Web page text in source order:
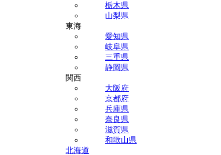
栃木県
山梨県
東海
愛知県
岐阜県
三重県
静岡県
関西
大阪府
京都府
兵庫県
奈良県
滋賀県
和歌山県
北海道